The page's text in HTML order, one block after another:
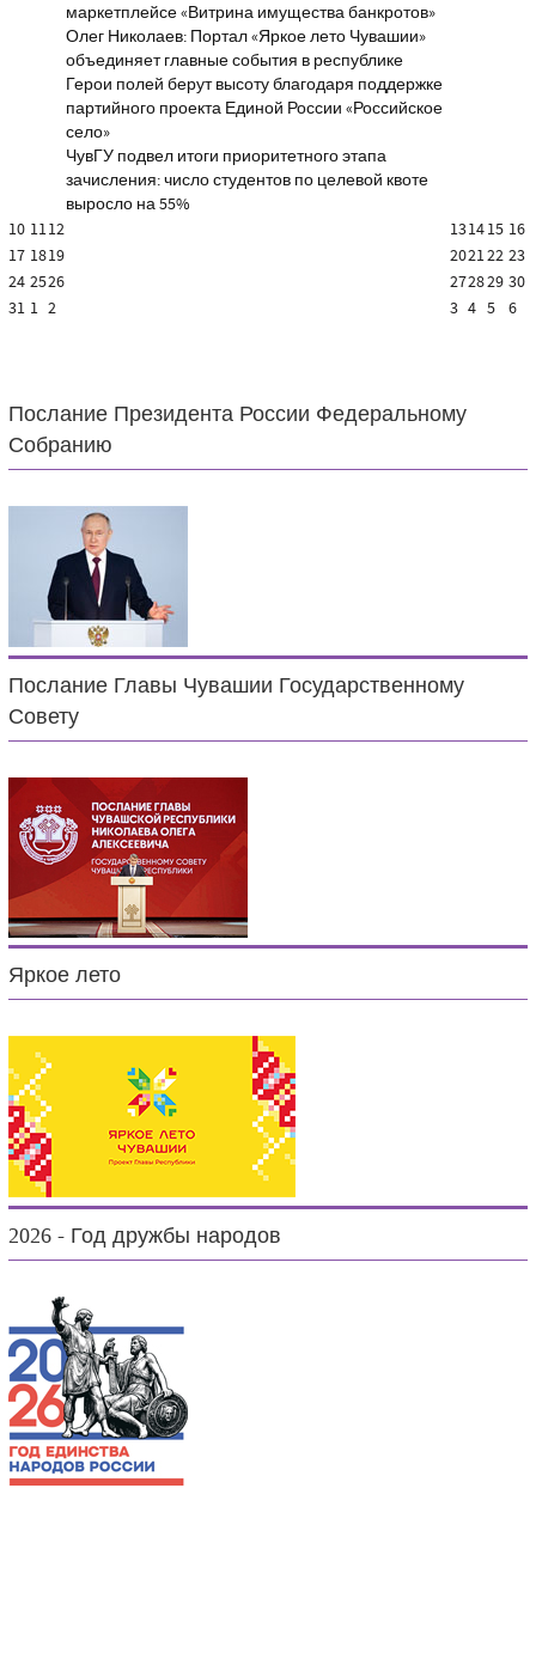
маркетплейсе «Витрина имущества банкротов»
Олег Николаев: Портал «Яркое лето Чувашии»
объединяет главные события в республике
Герои полей берут высоту благодаря поддержке
партийного проекта Единой России «Российское
село»
ЧувГУ подвел итоги приоритетного этапа
зачисления: число студентов по целевой квоте
выросло на 55%
10 1112 131415 16
17 1819 202122 23
24 2526 272829 30
31 1 2 3 4 5 6
Послание Президента России Федеральному
Собранию
Послание Главы Чувашии Государственному
Совету
Яркое лето
2026 - Год дружбы народов